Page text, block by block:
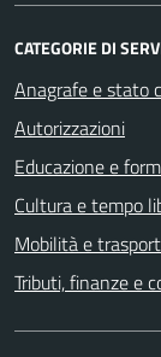
CATEGORIE DI
Anagrafe e stato
Autorizzazioni
Educazione e
Cultura e tempo
Mobilità e
Tributi, finanze e